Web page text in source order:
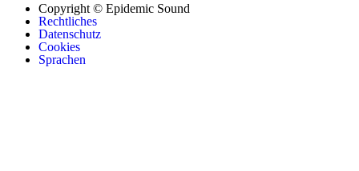
Copyright © Epidemic Sound
Rechtliches
Datenschutz
Cookies
Sprachen